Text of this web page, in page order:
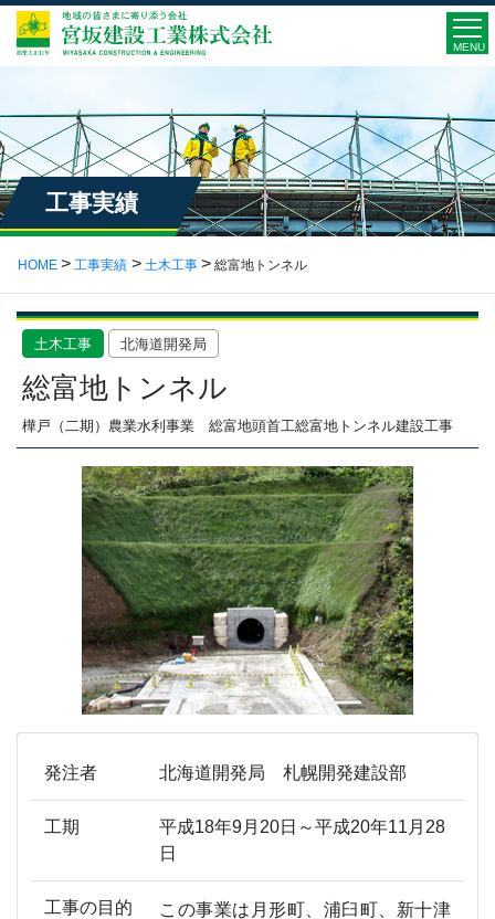
MENU
工事実績
HOME 工事実績 土木工事 総富地トンネル
土木工事 北海道開発局
総富地トンネル
樺戸（二期）農業水利事業 総富地頭首工総富地トンネル建設工事
発注者 北海道開発局 札幌開発建設部
工期
平成18年9月20日～平成20年11月28
日
工事の目的
この事業は月形町、浦臼町、新十津